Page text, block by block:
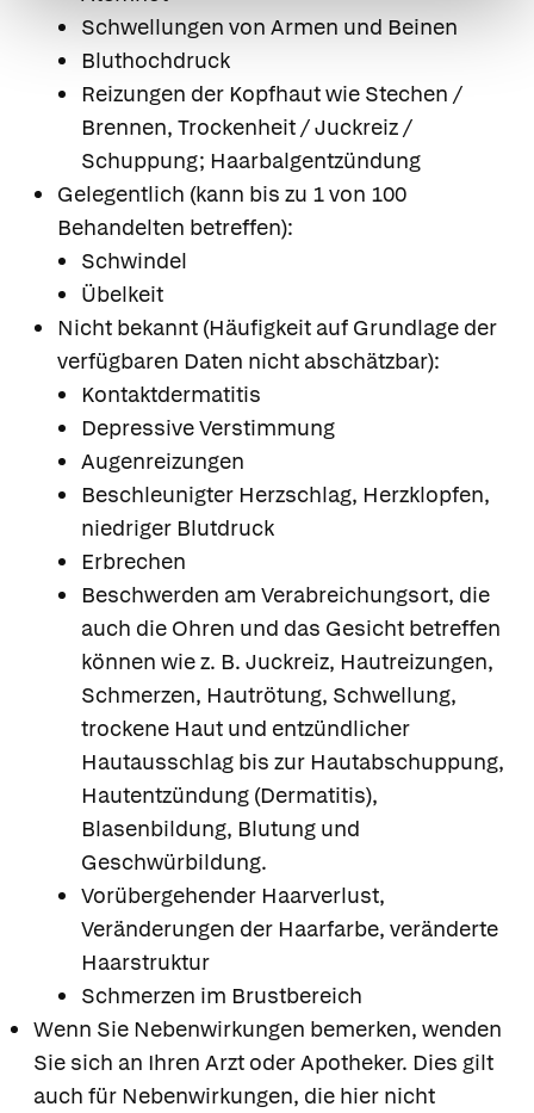
Schwellungen von Armen und Beinen
Bluthochdruck
Reizungen der Kopfhaut wie Stechen /
Brennen, Trockenheit / Juckreiz /
Schuppung; Haarbalgentzündung
Gelegentlich (kann bis zu 1 von 100
Behandelten betreffen):
Schwindel
Übelkeit
Nicht bekannt (Häufigkeit auf Grundlage der
verfügbaren Daten nicht abschätzbar):
Kontaktdermatitis
Depressive Verstimmung
Augenreizungen
Beschleunigter Herzschlag, Herzklopfen,
niedriger Blutdruck
Erbrechen
Beschwerden am Verabreichungsort, die
auch die Ohren und das Gesicht betreffen
können wie z. B. Juckreiz, Hautreizungen,
Schmerzen, Hautrötung, Schwellung,
trockene Haut und entzündlicher
Hautausschlag bis zur Hautabschuppung,
Hautentzündung (Dermatitis),
Blasenbildung, Blutung und
Geschwürbildung.
Vorübergehender Haarverlust,
Veränderungen der Haarfarbe, veränderte
Haarstruktur
Schmerzen im Brustbereich
Wenn Sie Nebenwirkungen bemerken, wenden
Sie sich an Ihren Arzt oder Apotheker. Dies gilt
auch für Nebenwirkungen, die hier nicht